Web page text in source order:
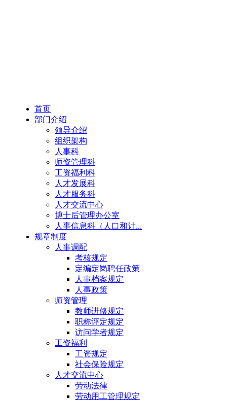
首页
部门介绍
领导介绍
组织架构
人事科
师资管理科
工资福利科
人才发展科
人才服务科
人才交流中心
博士后管理办公室
人事信息科（人口和计...
规章制度
人事调配
考核规定
定编定岗聘任政策
人事档案规定
人事政策
师资管理
教师进修规定
职称评定规定
访问学者规定
工资福利
工资规定
社会保险规定
人才交流中心
劳动法律
劳动用工管理规定